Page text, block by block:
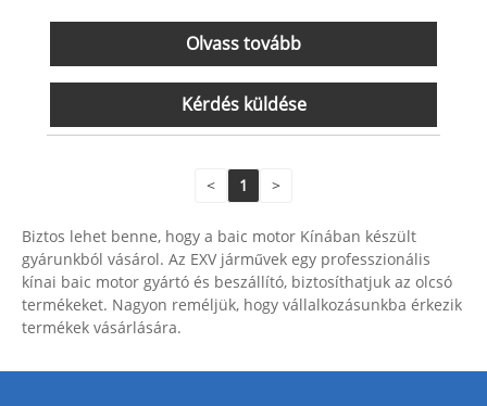
Olvass tovább
Kérdés küldése
< 1 >
Biztos lehet benne, hogy a baic motor Kínában készült
gyárunkból vásárol. Az EXV járművek egy professzionális
kínai baic motor gyártó és beszállító, biztosíthatjuk az olcsó
termékeket. Nagyon reméljük, hogy vállalkozásunkba érkezik
termékek vásárlására.